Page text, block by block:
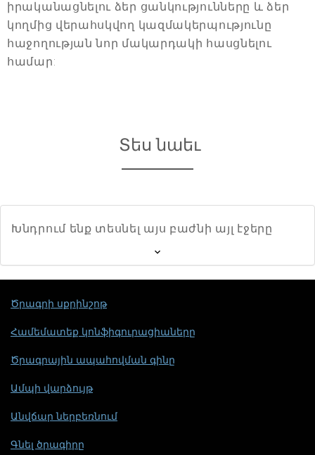
իրականացնելու ձեր ցանկությունները և ձեր
կողմից վերահսկվող կազմակերպությունը
հաջողության նոր մակարդակի հասցնելու
համար:
Տես նաեւ
Խնդրում ենք տեսնել այս բաժնի այլ էջերը
Ծրագրի սքրինշոթ
Համեմատեք կոնֆիգուրացիաները
Ծրագրային ապահովման գինը
Ամպի վարձույթ
Անվճար ներբեռնում
Գնել ծրագիրը